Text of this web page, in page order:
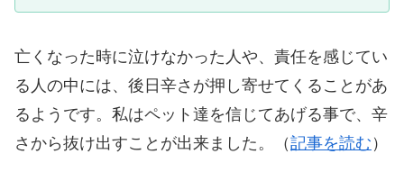
亡くなった時に泣けなかった人や、責任を感じてい
る人の中には、後日辛さが押し寄せてくることがあ
るようです。私はペット達を信じてあげる事で、辛
さから抜け出すことが出来ました。（記事を読む ）